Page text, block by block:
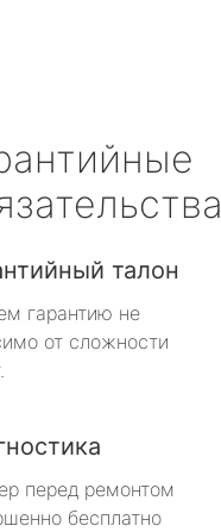
талон
гарантию не
от сложности
перед ремонтом
бесплатно